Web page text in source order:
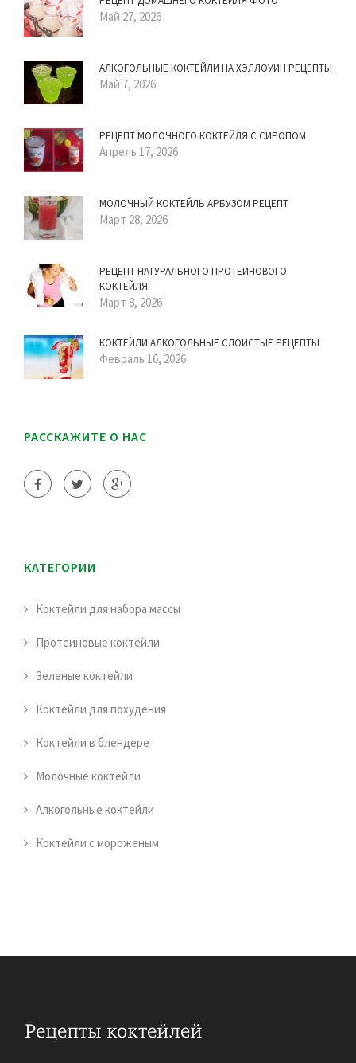
Май 27, 2026
АЛКОГОЛЬНЫЕ КОКТЕЙЛИ НА ХЭЛЛОУИН РЕЦЕПТЫ
Май 7, 2026
РЕЦЕПТ МОЛОЧНОГО КОКТЕЙЛЯ С СИРОПОМ
Апрель 17, 2026
МОЛОЧНЫЙ КОКТЕЙЛЬ АРБУЗОМ РЕЦЕПТ
Март 28, 2026
РЕЦЕПТ НАТУРАЛЬНОГО ПРОТЕИНОВОГО
КОКТЕЙЛЯ
Март 8, 2026
КОКТЕЙЛИ АЛКОГОЛЬНЫЕ СЛОИСТЫЕ РЕЦЕПТЫ
Февраль 16, 2026
РАССКАЖИТЕ О НАС
КАТЕГОРИИ
Коктейли для набора массы
Протеиновые коктейли
Зеленые коктейли
Коктейли для похудения
Коктейли в блендере
Молочные коктейли
Алкогольные коктейли
Коктейли с мороженым